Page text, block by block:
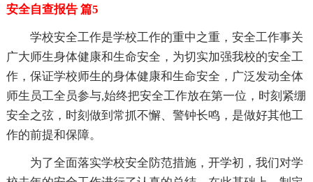
安全自查报告 篇5
学校安全工作是学校工作的重中之重，安全工作事关
广大师生身体健康和生命安全，为切实加强我校的安全工
作，保证学校师生的身体健康和生命安全，广泛发动全体
师生员工全员参与,始终把安全工作放在第一位，时刻紧绷
安全之弦，时刻做到常抓不懈、警钟长鸣，是做好其他工
作的前提和保障。
为了全面落实学校安全防范措施，开学初，我们对学